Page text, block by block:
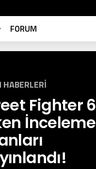
FORUM
HABERLERI
Fighter 6
İnceleme